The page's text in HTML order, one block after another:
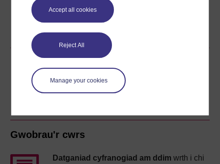
Accept all cookies
Reject All
Manage your cookies
Gweld rhagor o fformatau
Gwobrau'r cwrs
Datganiad cyfranogiad am ddim wrth i chi